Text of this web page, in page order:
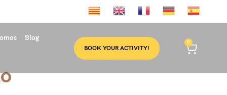
Blog
BOOK YOUR ACTIVITY!
0